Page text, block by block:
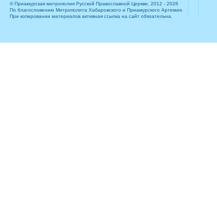
© Приамурская митрополия Русской Православной Церкви, 2012 - 2026
По благословению Митрополита Хабаровского и Приамурского Артемия.
При копировании материалов активная ссылка на сайт обязательна.